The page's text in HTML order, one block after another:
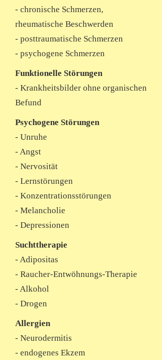
- chronische Schmerzen,
rheumatische Beschwerden
- posttraumatische Schmerzen
- psychogene Schmerzen
Funktionelle Störungen
- Krankheitsbilder ohne organischen
Befund
Psychogene Störungen
- Unruhe
- Angst
- Nervosität
- Lernstörungen
- Konzentrationsstörungen
- Melancholie
- Depressionen
Suchttherapie
- Adipositas
- Raucher-Entwöhnungs-Therapie
- Alkohol
- Drogen
Allergien
- Neurodermitis
- endogenes Ekzem